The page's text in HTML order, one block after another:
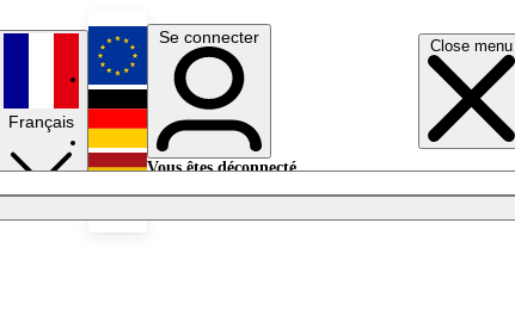
Close menu
Français
English
Deutsch
Se connecter
Vous êtes déconnecté.